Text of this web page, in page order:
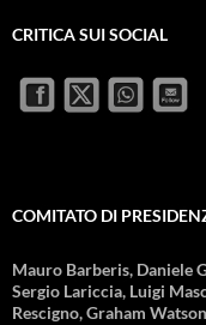
CRITICA SUI SOCIAL
COMITATO DI
Mauro Barberis, Daniele
Sergio Lariccia, Luigi
Rescigno, Graham